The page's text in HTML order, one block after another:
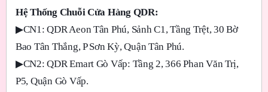
Hệ Thống Chuỗi Cửa Hàng QDR:
▶CN1: QDR Aeon Tân Phú, Sảnh C1, Tầng Trệt, 30 Bờ
Bao Tân Thắng, P Sơn Kỳ, Quận Tân Phú.
▶CN2: QDR Emart Gò Vấp: Tầng 2, 366 Phan Văn Trị,
P5, Quận Gò Vấp.